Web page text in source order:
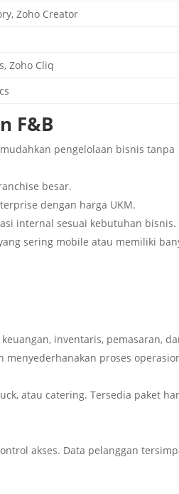
Zoho Creator
Zoho Cliq
F&B
pengelolaan bisnis tanpa
besar.
dengan harga UKM.
internal sesuai kebutuhan bisnis.
sering mobile atau memiliki
inventaris, pemasaran,
proses
atau catering. Tersedia paket
akses. Data pelanggan